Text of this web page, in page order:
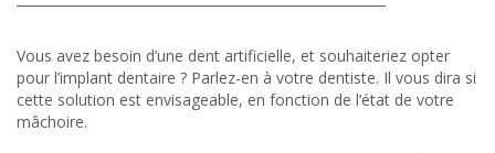
Vous avez besoin d’une dent artificielle, et souhaiteriez opter
pour l’implant dentaire ? Parlez-en à votre dentiste. Il vous dira si
cette solution est envisageable, en fonction de l’état de votre
mâchoire.